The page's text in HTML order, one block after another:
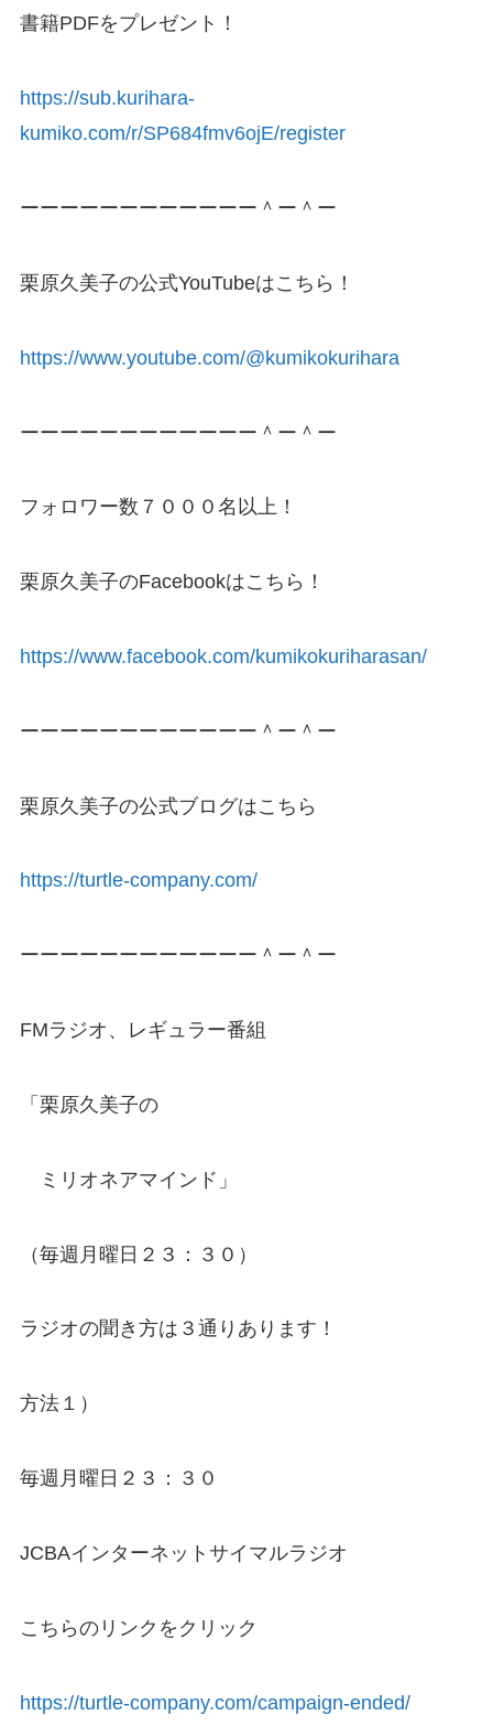
書籍PDFをプレゼント！
https://sub.kurihara-
kumiko.com/r/SP684fmv6ojE/register
ーーーーーーーーーーーー＾ー＾ー
栗原久美子の公式YouTubeはこちら！
https://www.youtube.com/@kumikokurihara
ーーーーーーーーーーーー＾ー＾ー
フォロワー数７０００名以上！
栗原久美子のFacebookはこちら！
https://www.facebook.com/kumikokuriharasan/
ーーーーーーーーーーーー＾ー＾ー
栗原久美子の公式ブログはこちら
https://turtle-company.com/
ーーーーーーーーーーーー＾ー＾ー
FMラジオ、レギュラー番組
「栗原久美子の
ミリオネアマインド」
（毎週月曜日２３：３０）
ラジオの聞き方は３通りあります！
方法１）
毎週月曜日２３：３０
JCBAインターネットサイマルラジオ
こちらのリンクをクリック
https://turtle-company.com/campaign-ended/